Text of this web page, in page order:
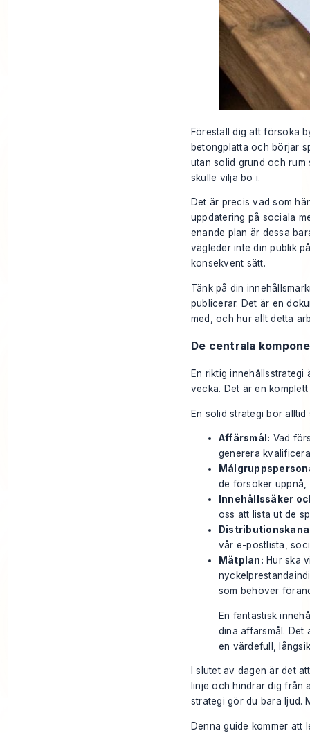
Föreställ dig att försöka
betongplatta och börjar
utan solid grund och rum
skulle vilja bo i.
Det är precis vad som
uppdatering på sociala
enande plan är dessa
vägleder inte din publik
konsekvent sätt.
Tänk på din
publicerar. Det är en
med, och hur allt detta
De centrala
En riktig
vecka. Det är en
En solid strategi bör
Affärsmål: Vad
generera
de försöker
Innehållssäker
oss att lista ut de
vår e-postlista,
Mätplan: Hur ska
som behöver
En fantastisk
dina affärsmål. Det
en värdefull,
I slutet av dagen är det
linje och hindrar dig från
strategi gör du bara ljud.
Denna guide kommer att